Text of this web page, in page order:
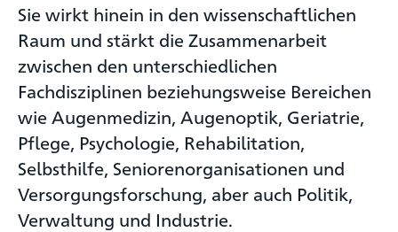
Sie wirkt hinein in den wissen­schaft­lichen
Raum und stärkt die Zusammenarbeit
zwischen den unterschiedlichen
Fachdisziplinen beziehungsweise Bereichen
wie Augenmedizin, Augenoptik, Geria­trie,
Pflege, Psychologie, Rehabi­litation,
Selbsthilfe, Senioren­organisationen und
Versorgungs­forschung, aber auch Politik,
Verwaltung und Industrie.